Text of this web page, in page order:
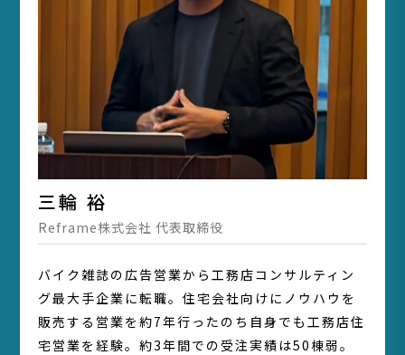
三輪 裕
Reframe株式会社 代表取締役
バイク雑誌の広告営業から工務店コンサルティン
グ最大手企業に転職。住宅会社向けにノウハウを
販売する営業を約7年行ったのち自身でも工務店住
宅営業を経験。約3年間での受注実績は50棟弱。